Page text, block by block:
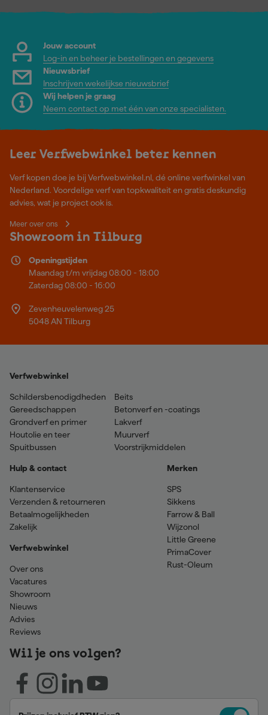
Jouw account
Log-in en beheer je bestellingen en gegevens
Nieuwsbrief
Inschrijven wekelijkse nieuwsbrief
Wij helpen je graag
Neem contact op met één van onze specialisten.
Leer Verfwebwinkel beter kennen
Verf kopen doe je bij Verfwebwinkel.nl, dé online verfwinkel van
Nederland. Voordelige verf van topkwaliteit en gratis deskundig
advies, wat je project ook is.
Meer over ons
Showroom in Tilburg
Openingstijden
Maandag t/m vrijdag 08:00 - 18:00
Zaterdag 08:00 - 16:00
Zevenheuvelenweg 25
5048 AN Tilburg
Verfwebwinkel
Schildersbenodigdheden
Gereedschappen
Grondverf en primer
Houtolie en teer
Spuitbussen
Beits
Betonverf en -coatings
Lakverf
Muurverf
Voorstrijkmiddelen
Hulp & contact
Klantenservice
Verzenden & retourneren
Betaalmogelijkheden
Zakelijk
Verfwebwinkel
Over ons
Vacatures
Showroom
Nieuws
Advies
Reviews
Merken
SPS
Sikkens
Farrow & Ball
Wijzonol
Little Greene
PrimaCover
Rust-Oleum
Wil je ons volgen?